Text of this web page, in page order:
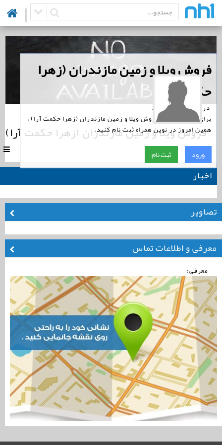
|
‏فروش ویلا و زمین مازندران (زهرا
حکمت آرا)
‏ در نوین همراه است.
برای پیگیری اخبار فروش ویلا و زمین مازندران (زهرا حکمت آرا) ،
همین امروز در نوین همراه ثبت نام کنید.
ورود ثبت نام
فروش ویلا و زمین مازندران (زهرا حکمت آرا)
|
اخبار
تصاویر
معرفی و اطلاعات تماس
معرفی: